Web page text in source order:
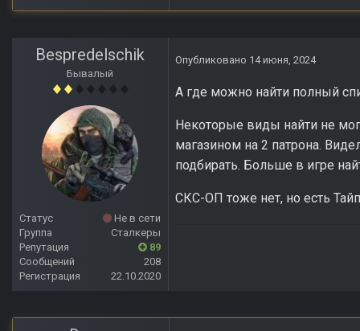
Bespredelschik
Бывалый
Статус
Не в сети
Группа
Сталкеры
Репутация
89
Сообщений
208
Регистрация
22.10.2020
Опубликовано 14 июня, 2024
А где можно найти полный
Некоторые виды найти не
магазином на 2 патрона.
подбирать. Больше в игре
СКС-ОП тоже нет, но есть